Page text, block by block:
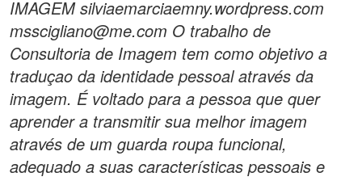
IMAGEM silviaemarciaemny.wordpress.com
msscigliano@me.com O trabalho de
Consultoria de Imagem tem como objetivo a
traduçao da identidade pessoal através da
imagem. É voltado para a pessoa que quer
aprender a transmitir sua melhor imagem
através de um guarda roupa funcional,
adequado a suas características pessoais e